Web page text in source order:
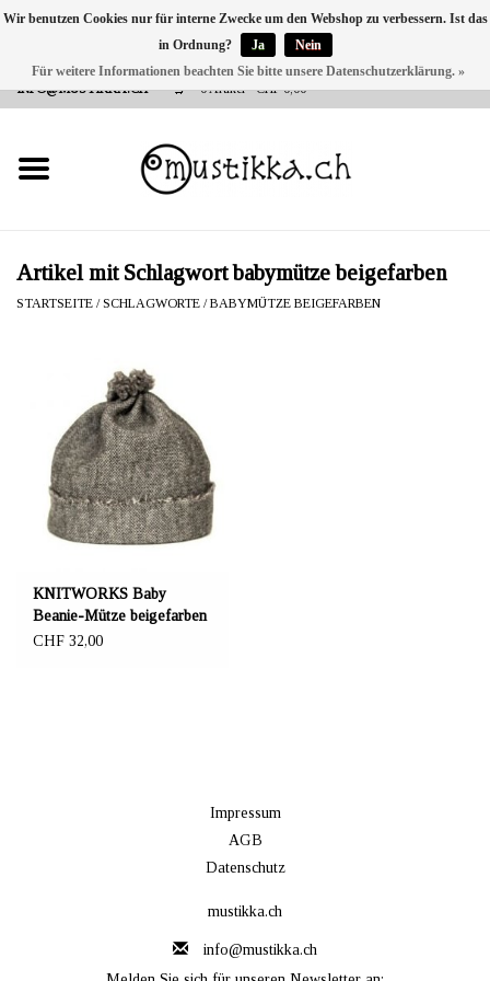
VERSANDKOSTEN 0 CHF INNERHALB CH | INT. VERSAND ÜBER
INFO@MUSTIKKA.CH
0 Artikel - CHF 0,00
NEU BEI UNS
SHOP - A PIECE OF
FINLAND FOR YOU
Artikel mit Schlagwort babymütze beigefarben
STARTSEITE /SCHLAGWORTE /BABYMÜTZE BEIGEFARBEN
KNITWORKS Baby
Beanie-Mütze beigefarben
CHF 32,00
Impressum
AGB
Datenschutz
mustikka.ch
info@mustikka.ch
Wir benutzen Cookies nur für interne Zwecke um den Webshop zu verbessern. Ist das
in Ordnung?
Ja
Nein
Für weitere Informationen beachten Sie bitte unsere Datenschutzerklärung. »